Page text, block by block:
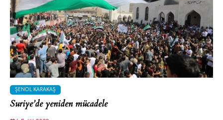
ŞENOL KARAKAŞ
Suriye’de yeniden mücadele